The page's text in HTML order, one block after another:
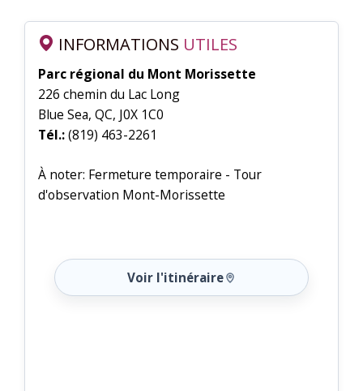
INFORMATIONS UTILES
Parc régional du Mont Morissette
226 chemin du Lac Long
Blue Sea, QC, J0X 1C0
Tél.:(819) 463-2261
À noter: Fermeture temporaire - Tour
d'observation Mont-Morissette
Voir l'itinéraire